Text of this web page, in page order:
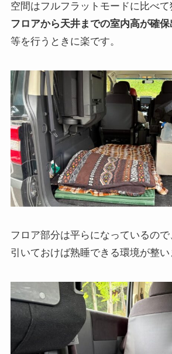
空間はフルフラットモードに比べて
フロアから天井までの室内高が確保
等を行うときに楽です。
フロア部分は平らになっているの
引いておけば熟睡できる環境が整い